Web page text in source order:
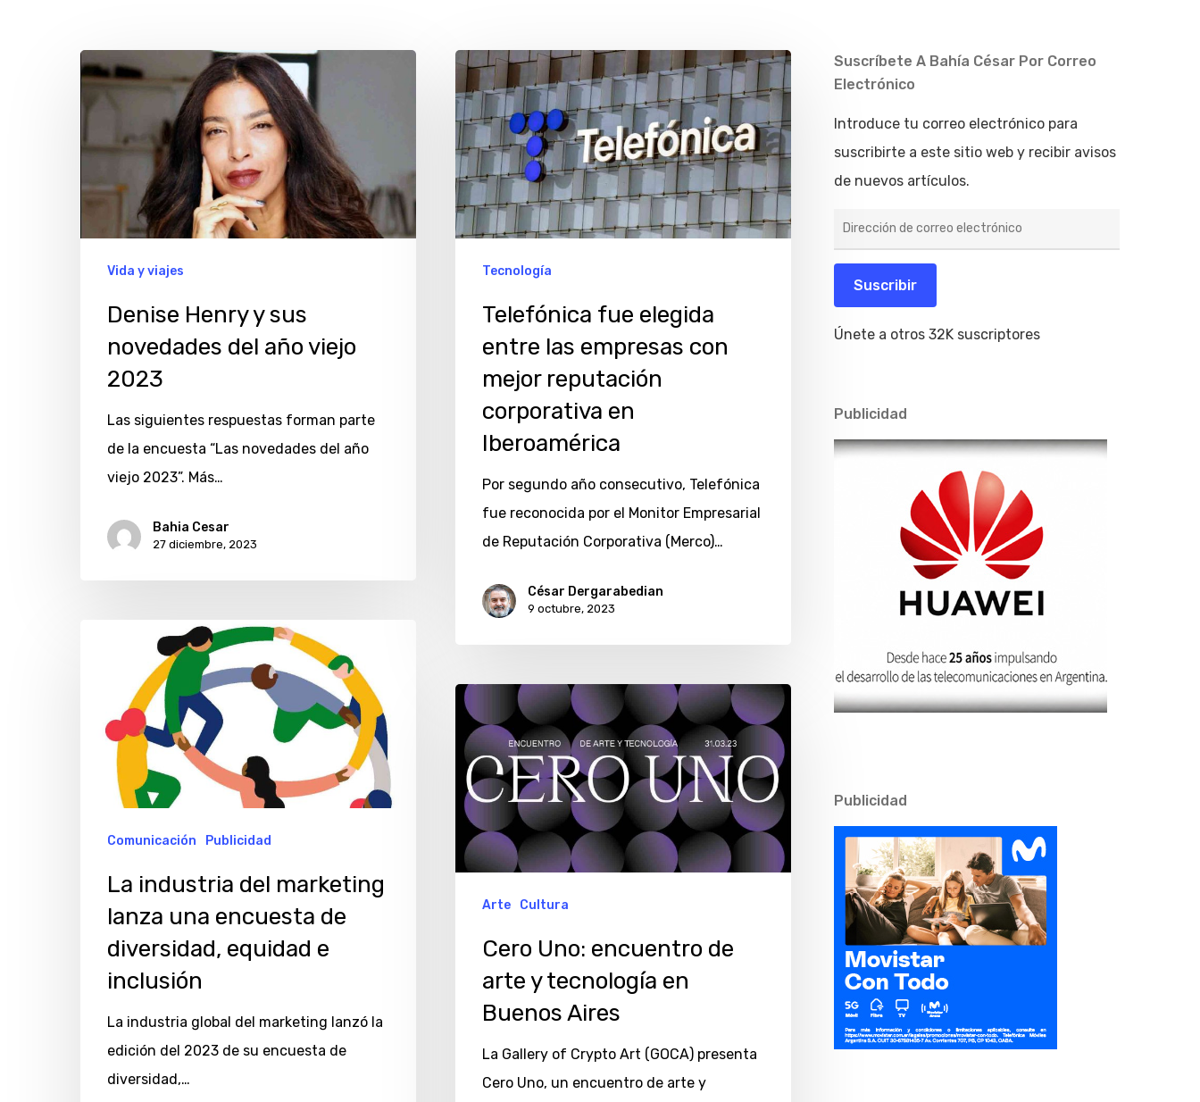
Hit enter to search or ESC to close
Denise
Henry
sus
novedades
del
viejo
Vida y viajes
Denise Henry y sus
novedades del año viejo
2023
Las siguientes respuestas forman parte
de la encuesta “Las novedades del año
viejo 2023”. Más…
Bahia Cesar
27 diciembre, 2023
Telefónica
fue
elegida
entre
las
empresas
con
mejor
corporativa
Iberoamérica
Tecnología
Telefónica fue elegida
entre las empresas con
mejor reputación
corporativa en
Iberoamérica
Por segundo año consecutivo, Telefónica
fue reconocida por el Monitor Empresarial
de Reputación Corporativa (Merco)…
César Dergarabedian
9 octubre, 2023
marketing
lanza
encuesta
equidad
inclusión
Comunicación Publicidad
La industria del marketing
lanza una encuesta de
diversidad, equidad e
inclusión
La industria global del marketing lanzó la
edición del 2023 de su encuesta de
diversidad,…
Cero
Uno:
encuentro
de
arte
tecnología
Aires
Arte Cultura
Cero Uno: encuentro de
arte y tecnología en
Buenos Aires
La Gallery of Crypto Art (GOCA) presenta
Cero Uno, un encuentro de arte y
Suscríbete A Bahía César Por Correo
Electrónico
Introduce tu correo electrónico para
suscribirte a este sitio web y recibir avisos
de nuevos artículos.
de
electrónico
Suscribir
Únete a otros 32K suscriptores
Publicidad
Publicidad